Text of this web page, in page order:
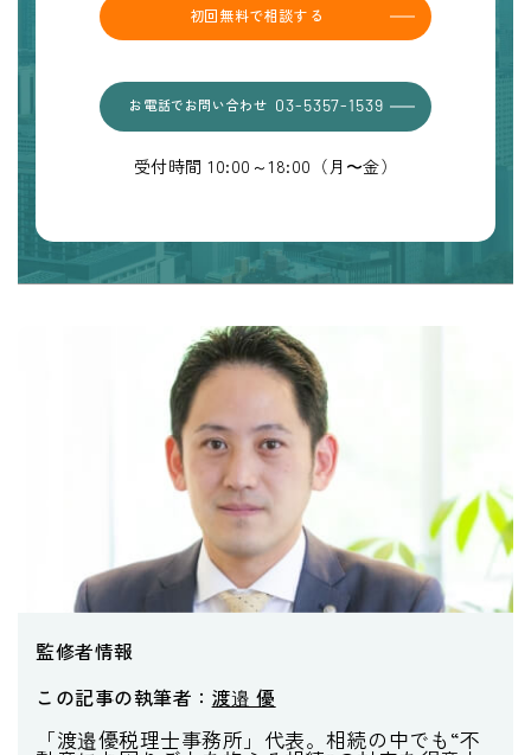
初回無料で相談する
お電話でお問い合わせ 03-5357-1539
受付時間 10:00～18:00（月〜金）
監修者情報
この記事の執筆者： 渡邉 優
「渡邉優税理士事務所」代表。相続の中でも“不